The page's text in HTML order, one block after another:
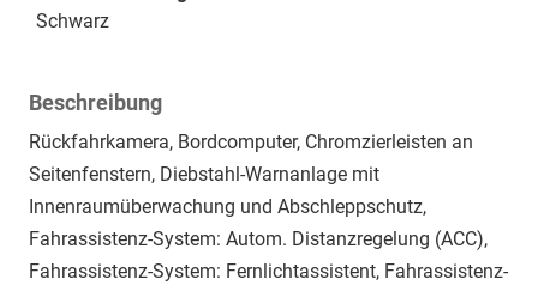
Schwarz
Beschreibung
Rückfahrkamera, Bordcomputer, Chromzierleisten an
Seitenfenstern, Diebstahl-Warnanlage mit
Innenraumüberwachung und Abschleppschutz,
Fahrassistenz-System: Autom. Distanzregelung (ACC),
Fahrassistenz-System: Fernlichtassistent, Fahrassistenz-